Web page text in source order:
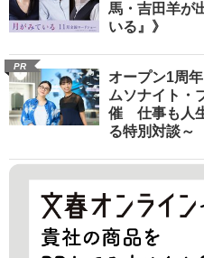
馬・吉田羊が
いる』》
PR
オープン1周
ムソナイト・
催 仕事も人
る特別対談～